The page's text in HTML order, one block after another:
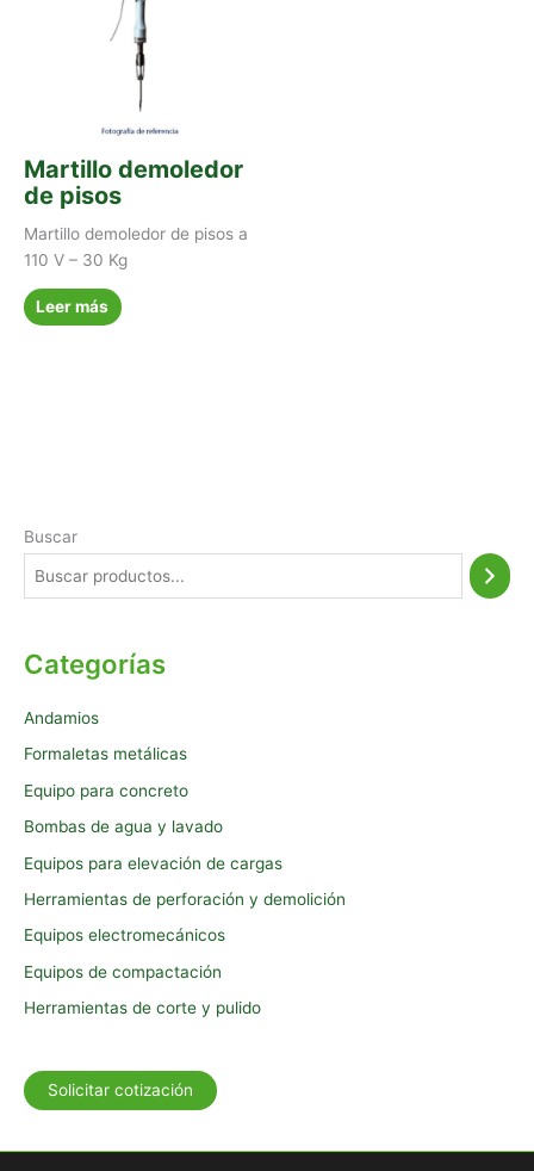
Buscar
Categorías
Andamios
Formaletas metálicas
Equipo para concreto
Bombas de agua y lavado
Equipos para elevación de cargas
Herramientas de perforación y demolición
Equipos electromecánicos
Equipos de compactación
Herramientas de corte y pulido
Solicitar cotización
Martillo demoledor
de pisos
Martillo demoledor de pisos a
110 V – 30 Kg
Leer más